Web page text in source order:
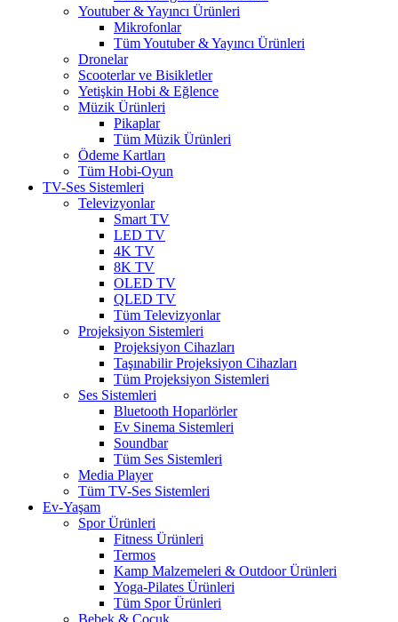
Youtuber & Yayıncı Ürünleri
Mikrofonlar
Tüm Youtuber & Yayıncı Ürünleri
Dronelar
Scooterlar ve Bisikletler
Yetişkin Hobi & Eğlence
Müzik Ürünleri
Pikaplar
Tüm Müzik Ürünleri
Ödeme Kartları
Tüm Hobi-Oyun
TV-Ses Sistemleri
Televizyonlar
Smart TV
LED TV
4K TV
8K TV
OLED TV
QLED TV
Tüm Televizyonlar
Projeksiyon Sistemleri
Projeksiyon Cihazları
Taşınabilir Projeksiyon Cihazları
Tüm Projeksiyon Sistemleri
Ses Sistemleri
Bluetooth Hoparlörler
Ev Sinema Sistemleri
Soundbar
Tüm Ses Sistemleri
Media Player
Tüm TV-Ses Sistemleri
Ev-Yaşam
Spor Ürünleri
Fitness Ürünleri
Termos
Kamp Malzemeleri & Outdoor Ürünleri
Yoga-Pilates Ürünleri
Tüm Spor Ürünleri
Bebek & Çocuk